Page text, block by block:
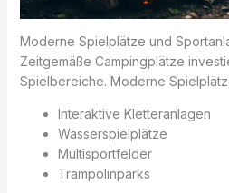
Moderne Spielplätze und
Zeitgemäße Campingplätze
Spielbereiche. Moderne
Interaktive Kletteranlagen
Wasserspielplätze
Multisportfelder
Trampolinparks